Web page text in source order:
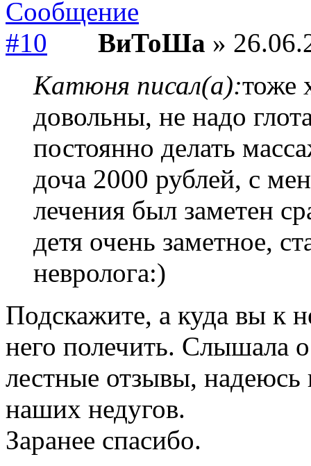
ВиТоШа »
Катюня писал(а):тоже
довольны, не надо
постоянно делать
доча 2000 рублей, с
лечения был заметен
детя очень заметное,
невролога:)
Подскажите, а куда вы к
него полечить. Слышала
лестные отзывы, надеюсь
наших недугов.
Заранее спасибо.